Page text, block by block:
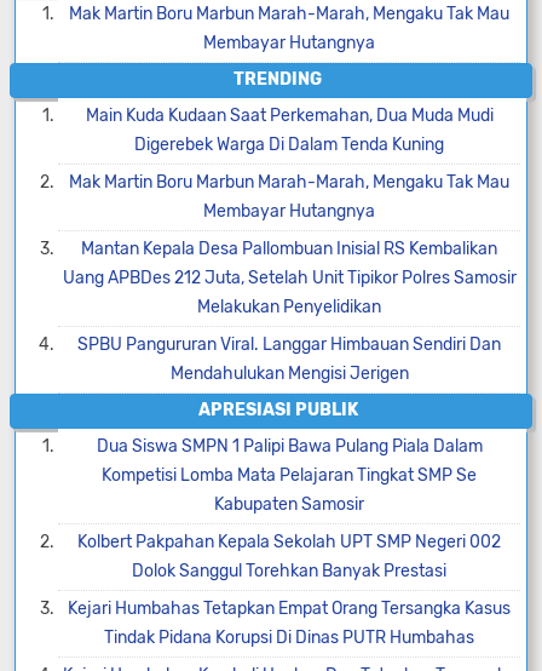
Mak Martin Boru Marbun Marah-Marah, Mengaku Tak Mau
Membayar Hutangnya
TRENDING
Main Kuda Kudaan Saat Perkemahan, Dua Muda Mudi
Digerebek Warga Di Dalam Tenda Kuning
Mak Martin Boru Marbun Marah-Marah, Mengaku Tak Mau
Membayar Hutangnya
Mantan Kepala Desa Pallombuan Inisial RS Kembalikan
Uang APBDes 212 Juta, Setelah Unit Tipikor Polres Samosir
Melakukan Penyelidikan
SPBU Pangururan Viral. Langgar Himbauan Sendiri Dan
Mendahulukan Mengisi Jerigen
APRESIASI PUBLIK
Dua Siswa SMPN 1 Palipi Bawa Pulang Piala Dalam
Kompetisi Lomba Mata Pelajaran Tingkat SMP Se
Kabupaten Samosir
Kolbert Pakpahan Kepala Sekolah UPT SMP Negeri 002
Dolok Sanggul Torehkan Banyak Prestasi
Kejari Humbahas Tetapkan Empat Orang Tersangka Kasus
Tindak Pidana Korupsi Di Dinas PUTR Humbahas